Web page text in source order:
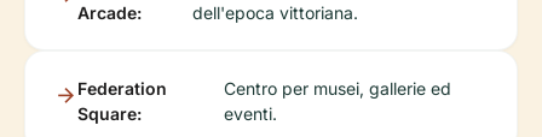
Arcade:
dell'epoca vittoriana.
Federation
Square:
Centro per musei, gallerie ed
eventi.